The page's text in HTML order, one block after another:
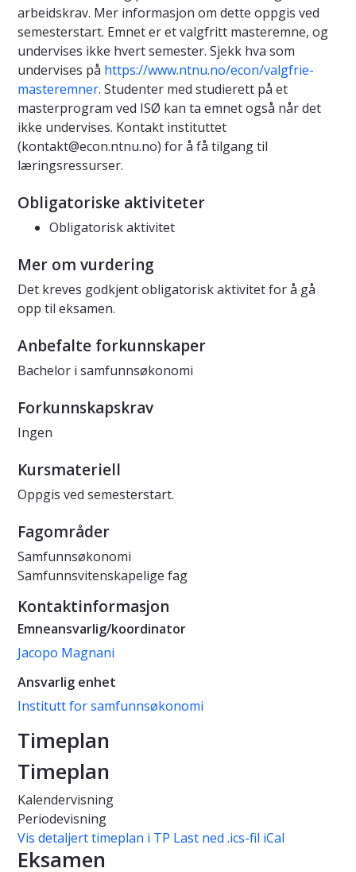
arbeidskrav. Mer informasjon om dette oppgis ved
semesterstart. Emnet er et valgfritt masteremne, og
undervises ikke hvert semester. Sjekk hva som
undervises på https://www.ntnu.no/econ/valgfrie-
masteremner. Studenter med studierett på et
masterprogram ved ISØ kan ta emnet også når det
ikke undervises. Kontakt instituttet
(kontakt@econ.ntnu.no) for å få tilgang til
læringsressurser.
Obligatoriske aktiviteter
Obligatorisk aktivitet
Mer om vurdering
Det kreves godkjent obligatorisk aktivitet for å gå
opp til eksamen.
Anbefalte forkunnskaper
Bachelor i samfunnsøkonomi
Forkunnskapskrav
Ingen
Kursmateriell
Oppgis ved semesterstart.
Fagområder
Samfunnsøkonomi
Samfunnsvitenskapelige fag
Kontaktinformasjon
Emneansvarlig/koordinator
Jacopo Magnani
Ansvarlig enhet
Institutt for samfunnsøkonomi
Timeplan
Timeplan
Kalendervisning
Periodevisning
Vis detaljert timeplan i TP Last ned .ics-fil iCal
Eksamen